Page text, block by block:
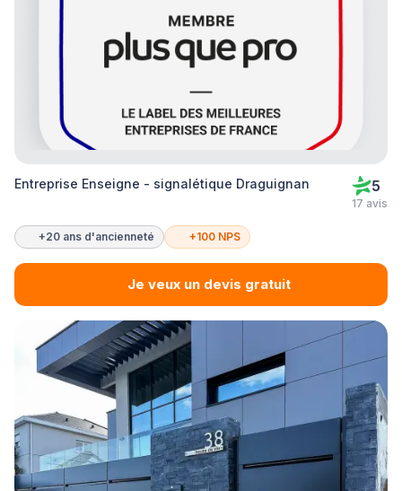
Entreprise Enseigne - signalétique Draguignan 5
17 avis
+20 ans d'ancienneté +100 NPS
Je veux un devis gratuit